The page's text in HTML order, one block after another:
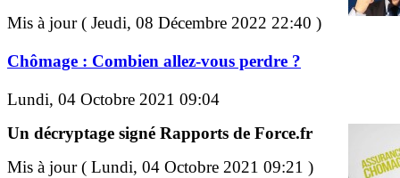
Mis à jour ( Jeudi, 08 Décembre 2022 22:40 )
Chômage : Combien allez-vous perdre ?
Lundi, 04 Octobre 2021 09:04
Un décryptage signé Rapports de Force.fr
Mis à jour ( Lundi, 04 Octobre 2021 09:21 )